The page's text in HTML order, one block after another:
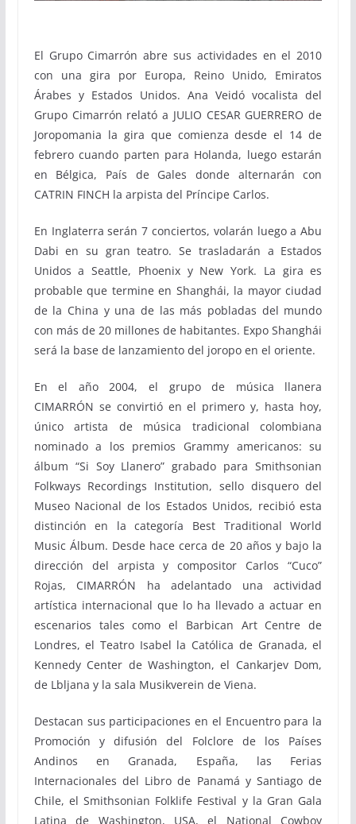
El Grupo Cimarrón abre sus actividades en el 2010
con una gira por Europa, Reino Unido, Emiratos
Árabes y Estados Unidos. Ana Veidó vocalista del
Grupo Cimarrón relató a JULIO CESAR GUERRERO de
Joropomania la gira que comienza desde el 14 de
febrero cuando parten para Holanda, luego estarán
en Bélgica, País de Gales donde alternarán con
CATRIN FINCH la arpista del Príncipe Carlos.
En Inglaterra serán 7 conciertos, volarán luego a Abu
Dabi en su gran teatro. Se trasladarán a Estados
Unidos a Seattle, Phoenix y New York. La gira es
probable que termine en Shanghái, la mayor ciudad
de la China y una de las más pobladas del mundo
con más de 20 millones de habitantes. Expo Shanghái
será la base de lanzamiento del joropo en el oriente.
En el año 2004, el grupo de música llanera
CIMARRÓN se convirtió en el primero y, hasta hoy,
único artista de música tradicional colombiana
nominado a los premios Grammy americanos: su
álbum “Si Soy Llanero” grabado para Smithsonian
Folkways Recordings Institution, sello disquero del
Museo Nacional de los Estados Unidos, recibió esta
distinción en la categoría Best Traditional World
Music Álbum. Desde hace cerca de 20 años y bajo la
dirección del arpista y compositor Carlos “Cuco”
Rojas, CIMARRÓN ha adelantado una actividad
artística internacional que lo ha llevado a actuar en
escenarios tales como el Barbican Art Centre de
Londres, el Teatro Isabel la Católica de Granada, el
Kennedy Center de Washington, el Cankarjev Dom,
de Lbljana y la sala Musikverein de Viena.
Destacan sus participaciones en el Encuentro para la
Promoción y difusión del Folclore de los Países
Andinos en Granada, España, las Ferias
Internacionales del Libro de Panamá y Santiago de
Chile, el Smithsonian Folklife Festival y la Gran Gala
Latina de Washington, USA, el National Cowboy